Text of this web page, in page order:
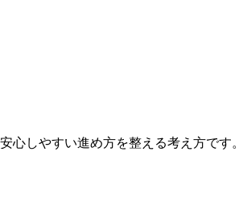
しやすい進め方を整える考え方です。